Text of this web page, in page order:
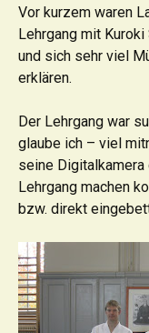
Vor kurzem waren
Lehrgang mit
und sich sehr viel
erklären.
Der Lehrgang war
glaube ich – viel
seine
Lehrgang machen
bzw. direkt